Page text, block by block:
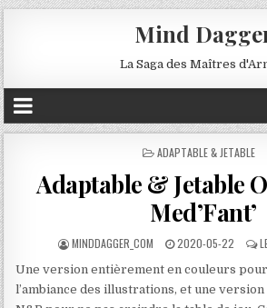
Mind
La Saga des Maîtres
POSTED
ADAPTABLE & JETABLE
Adaptable & Jetable
Med’Fant’
MINDDAGGER_COM 2020-05-22
Une version entièrement en couleurs
l’ambiance des illustrations, et une